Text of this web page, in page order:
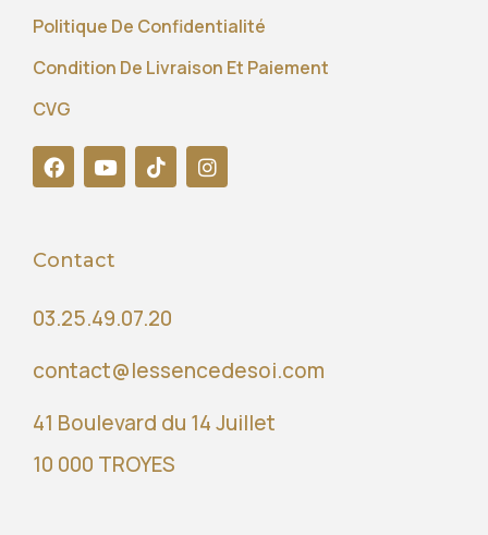
Politique De Confidentialité
Condition De Livraison Et Paiement
CVG
Contact
03.25.49.07.20
contact@lessencedesoi.com
41 Boulevard du 14 Juillet
10 000 TROYES